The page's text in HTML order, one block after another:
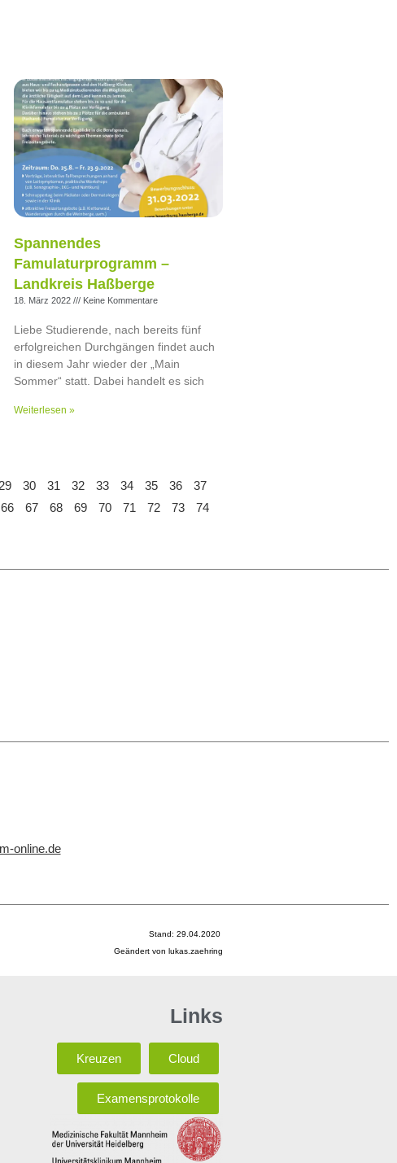
Spannendes
Famulaturprogramm –
Landkreis Haßberge
18. März 2022 Keine Kommentare
Liebe Studierende, nach bereits fünf
erfolgreichen Durchgängen findet auch
in diesem Jahr wieder der „Main
Sommer“ statt. Dabei handelt es sich
Weiterlesen »
29 30 31 32 33 34 35 36
37
66 67 68 69 70 71 72 73
74
online.de
Stand: 29.04.2020
Geändert von lukas.zaehring
Links
Kreuzen Cloud
Examensprotokolle